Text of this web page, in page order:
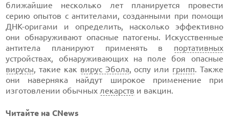
ближайшие несколько лет планируется провести
серию опытов с антителами, созданными при помощи
ДНК-оригами и определить, насколько эффективно
они обнаруживают опасные патогены. Искусственные
антитела планируют применять в портативных
устройствах, обнаруживающих на поле боя опасные
вирусы, такие как вирус Эбола, оспу или грипп. Также
они наверняка найдут широкое применение при
изготовлении обычных лекарств и вакцин.
Читайте на CNews